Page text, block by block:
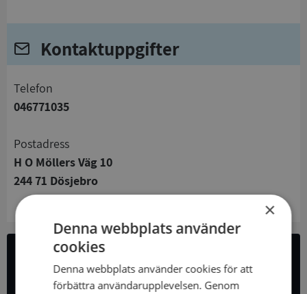
Kontaktuppgifter
telefon
046771035
Postadress
H O Möllers Väg 10
244 71 Dösjebro
All företagsdata i API
×
Denna webbplats använder
cookies
Denna webbplats använder cookies för att
förbättra användarupplevelsen. Genom